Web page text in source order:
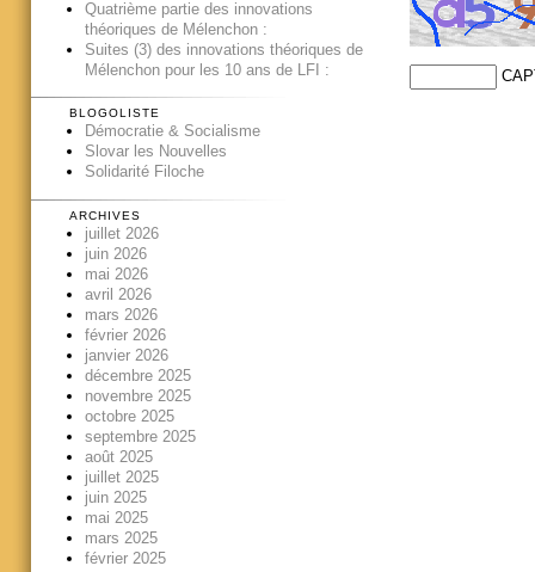
Quatrième partie des innovations
théoriques de Mélenchon :
Suites (3) des innovations théoriques de
Mélenchon pour les 10 ans de LFI :
BLOGOLISTE
Démocratie & Socialisme
Slovar les Nouvelles
Solidarité Filoche
ARCHIVES
juillet 2026
juin 2026
mai 2026
avril 2026
mars 2026
février 2026
janvier 2026
décembre 2025
novembre 2025
octobre 2025
septembre 2025
août 2025
juillet 2025
juin 2025
mai 2025
mars 2025
février 2025